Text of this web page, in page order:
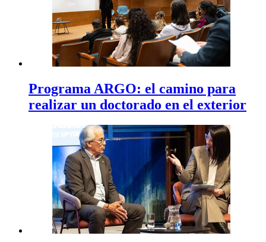
Programa ARGO: el camino para
realizar un doctorado en el exterior